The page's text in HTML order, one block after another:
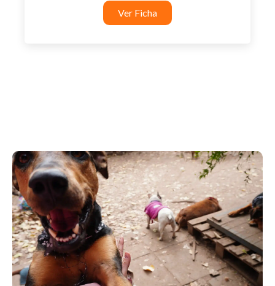
Ver Ficha